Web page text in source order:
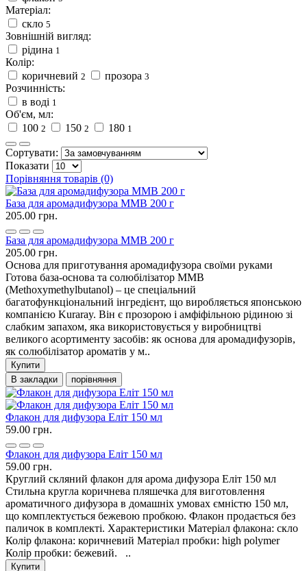
Матеріал:
скло 5
Зовнішній вигляд:
рідина 1
Колір:
коричневий 2 прозора 3
Розчинність:
в воді 1
Об'єм, мл:
100 2 150 2 180 1
Сортувати:
Показати
Порівняння товарів (0)
База для аромадифузора MMB 200 г
205.00 грн.
База для аромадифузора MMB 200 г
205.00 грн.
Основа для приготування аромадифузора своїми руками
Готова база-основа та солюбілізатор MMB
(Methoxymethylbutanol) – це спеціальний
багатофункціональний інгредієнт, що виробляється японською
компанією Kuraray. Він є прозорою і амфіфільною рідиною зі
слабким запахом, яка використовується у виробництві
великого асортименту засобів: як основа для аромадифузорів,
як солюбілізатор ароматів у м..
Купити
В закладки
порівняння
Флакон для дифузора Еліт 150 мл
59.00 грн.
Флакон для дифузора Еліт 150 мл
59.00 грн.
Круглий скляний флакон для арома дифузора Еліт 150 мл
Стильна кругла коричнева пляшечка для виготовлення
ароматичного дифузора в домашніх умовах ємністю 150 мл,
що комплектується бежевою пробкою. Флакон продається без
паличок в комплекті. Характеристики Матеріал флакона: скло
Колір флакона: коричневий Матеріал пробки: high polymer
Колір пробки: бежевий. ..
Купити